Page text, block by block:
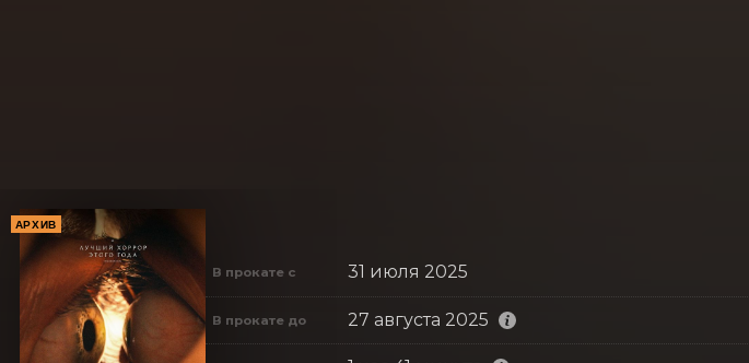
АРХИВ
В прокате с 31 июля 2025
В прокате до 27 августа 2025